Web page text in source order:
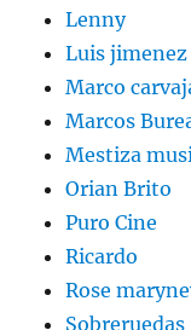
Lenny
Luis jimenez
Marco
Marcos
Mestiza
Orian Brito
Puro Cine
Ricardo
Rose
Sobreruedas